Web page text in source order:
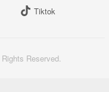
Tiktok
Reserved.